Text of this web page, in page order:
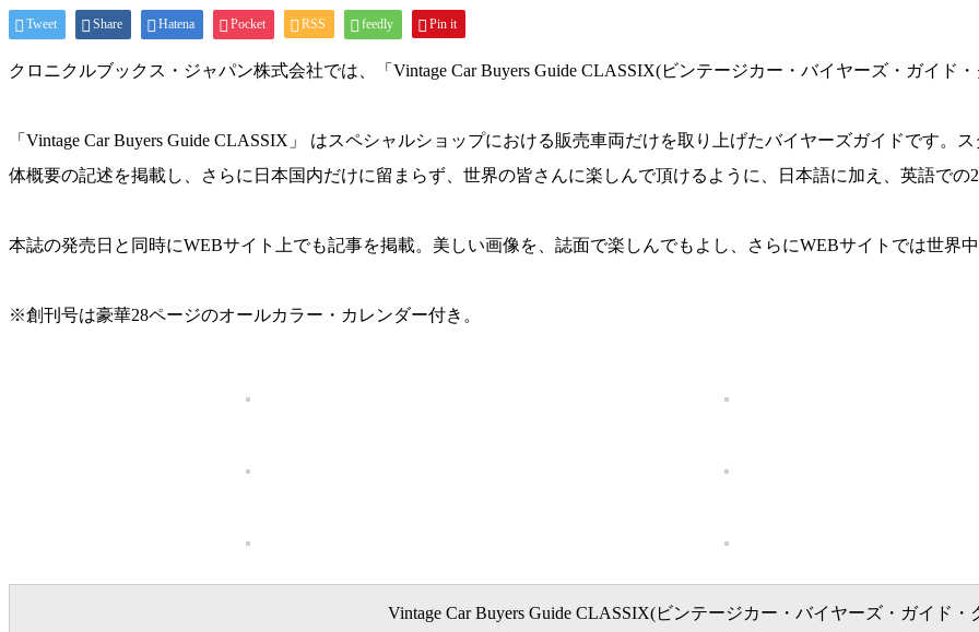
Tweet Share Hatena Pocket RSS feedly Pin it
クロニクルブックス・ジャパン株式会社では、「Vintage Car Buyers Guide CLASSIX(ビンテージカー・バイヤーズ・ガイド
「Vintage Car Buyers Guide CLASSIX」 はスペシャルショップにおける販売車両だけを取り上げたバイヤーズガイドです
体概要の記述を掲載し、さらに日本国内だけに留まらず、世界の皆さんに楽しんで頂けるように、日本語に加え、英語での2
本誌の発売日と同時にWEBサイト上でも記事を掲載。美しい画像を、誌面で楽しんでもよし、さらにWEBサイトでは世界
※創刊号は豪華28ページのオールカラー・カレンダー付き。
Vintage Car Buyers Guide CLASSIX(ビンテージカー・バイヤーズ・ガイド・